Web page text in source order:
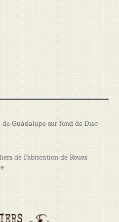
Guadalupe sur fond de Disc
de Fabrication de Roues